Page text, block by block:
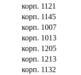
корп. 1121
корп. 1145
корп. 1007
корп. 1013
корп. 1205
корп. 1213
корп. 1132